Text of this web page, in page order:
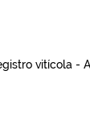
vitícola -